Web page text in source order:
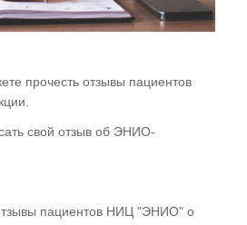
прочесть отзывы пациентов
свой отзыв об ЭНИО-
пациентов НИЦ "ЭНИО" о